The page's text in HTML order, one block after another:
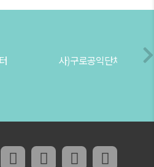
사)구로공익단체협의회 온라인채널 _구로플랫폼
페이스북 링크
인스타그램 링크
유튜브 채널 링
네이버